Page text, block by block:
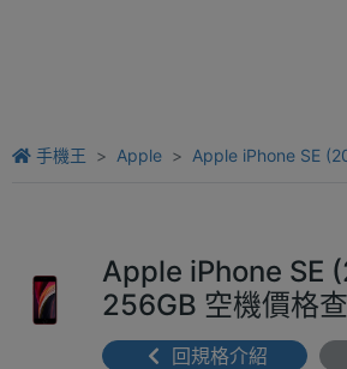
手機王 Apple Apple iPhone SE
Apple iPhone SE
256GB 空機價格
回規格介紹